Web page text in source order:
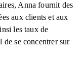
Anna fournit des
aux clients et aux
les taux de
de se concentrer sur